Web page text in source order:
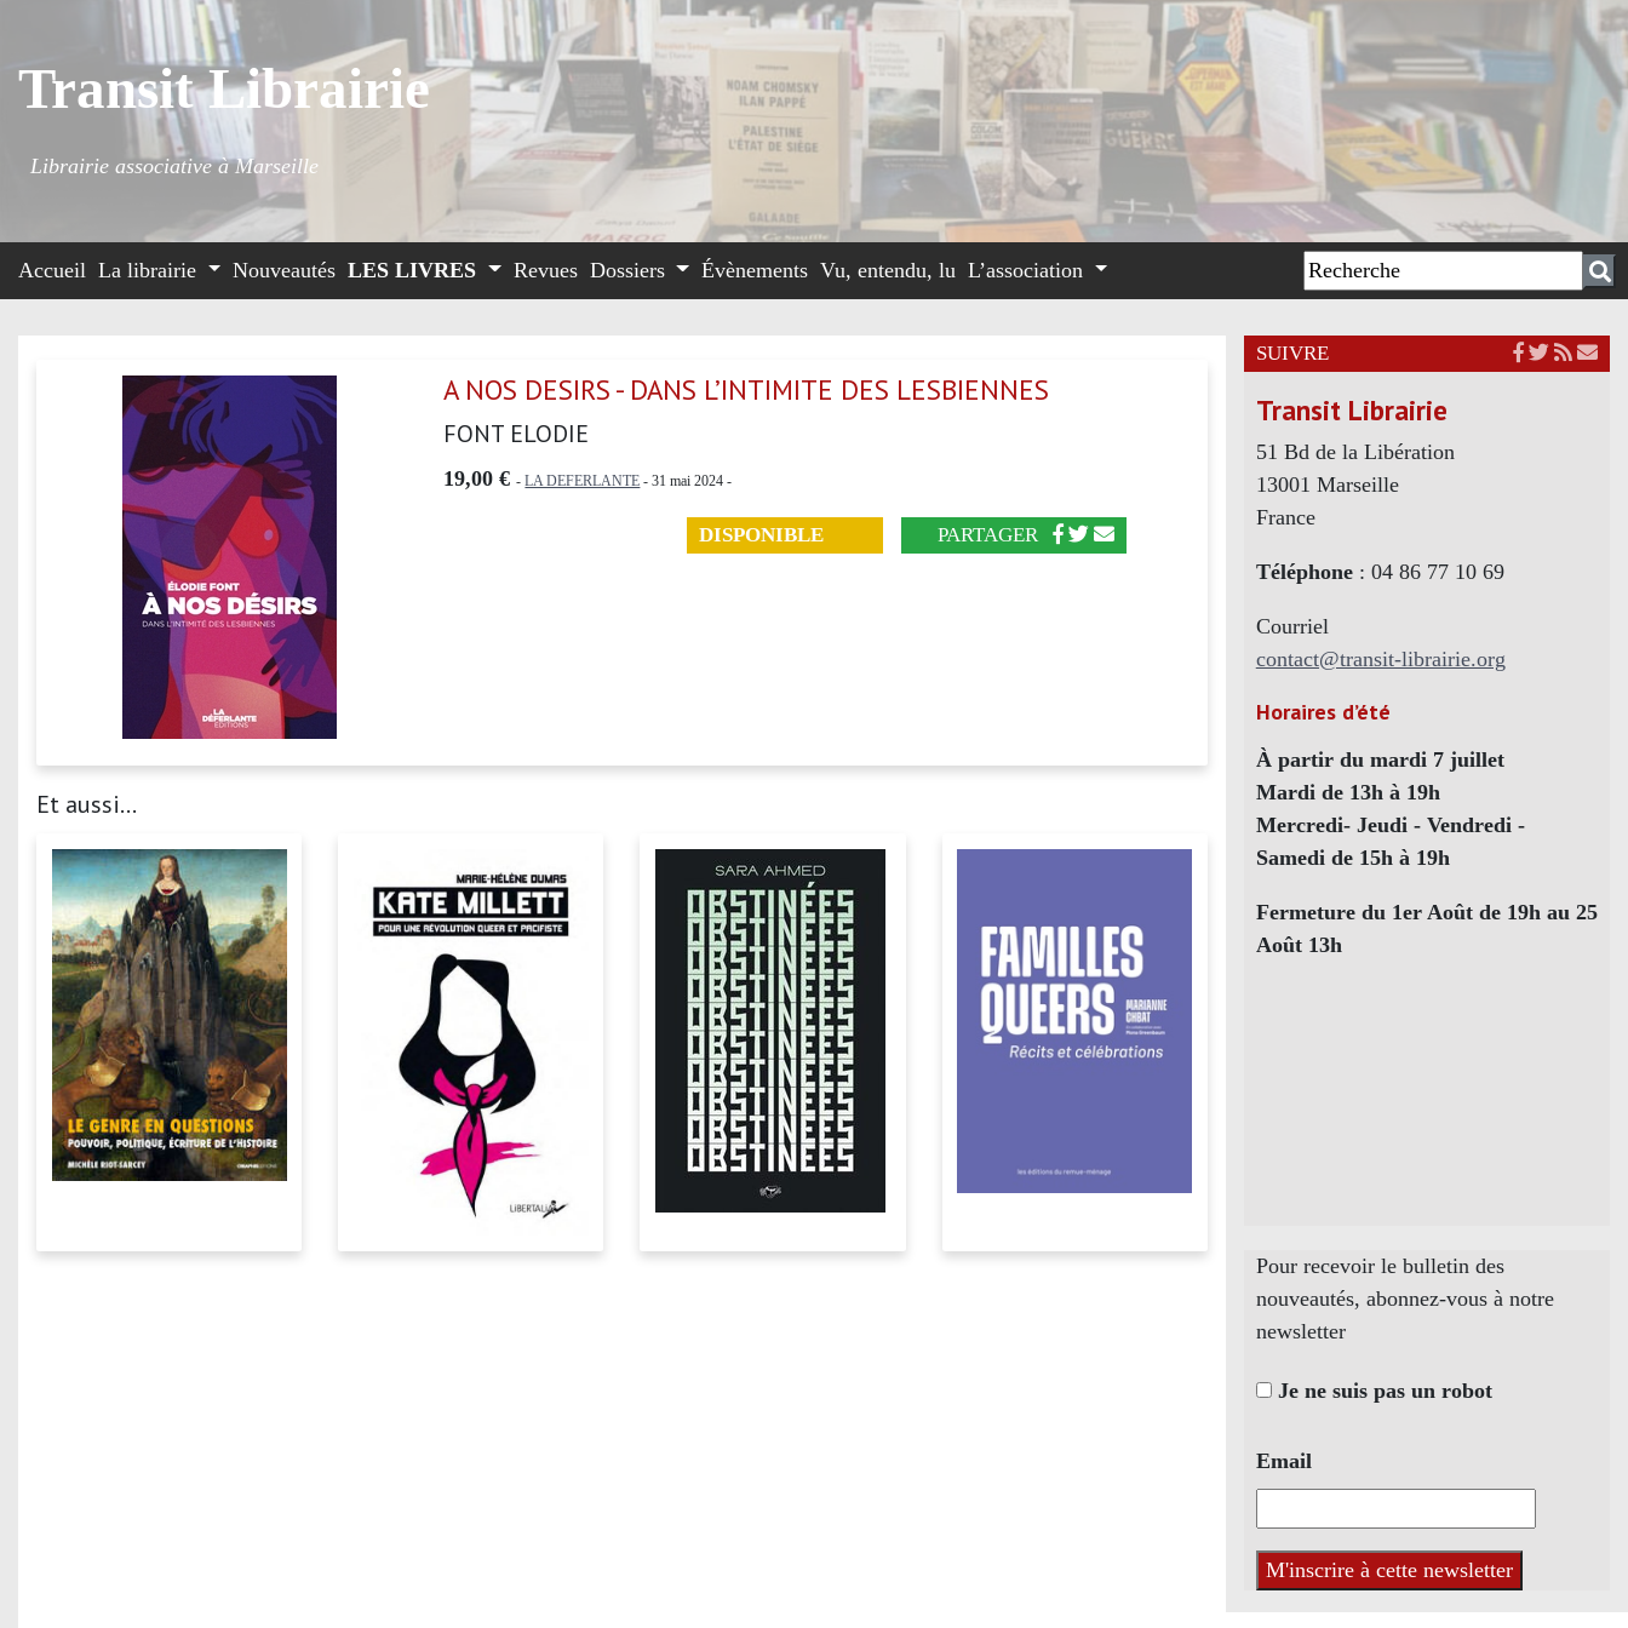
Transit Librairie
Librairie associative à Marseille
Accueil La librairie Nouveautés LES LIVRES Revues Dossiers Évènements Vu, entendu, lu L’association
A NOS DESIRS - DANS L’INTIMITE DES LESBIENNES
FONT ELODIE
19,00 € -LA DEFERLANTE - 31 mai 2024 -
DISPONIBLE PARTAGER
Et aussi...
SUIVRE
Transit Librairie
51 Bd de la Libération
13001 Marseille
France
Téléphone: 04 86 77 10 69
Courriel
contact@transit-librairie.org
Horaires d’été
À partir du mardi 7 juillet
Mardi de 13h à 19h
Mercredi- Jeudi - Vendredi -
Samedi de 15h à 19h
Fermeture du 1er Août de 19h au 25
Août 13h
Pour recevoir le bulletin des
nouveautés, abonnez-vous à notre
newsletter
Je ne suis pas un robot
Email